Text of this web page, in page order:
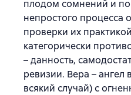
плодом сомнений и
непростого процесса
проверки их
категорически
– данность,
ревизии. Вера –
всякий случай) с